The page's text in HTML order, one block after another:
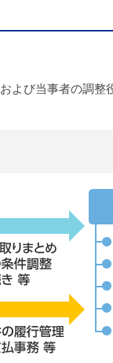
よび当事者の調整